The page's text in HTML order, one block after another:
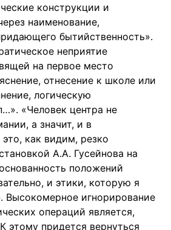
конструкции и
наименование,
бытийственность».
неприятие
на первое место
отнесение к школе или
логическую
«Человек центра не
а значит, и в
как видим, резко
А.А. Гусейнова на
положений
и этики, которую я
Высокомерное игнорирование
операций является,
этому придется вернуться